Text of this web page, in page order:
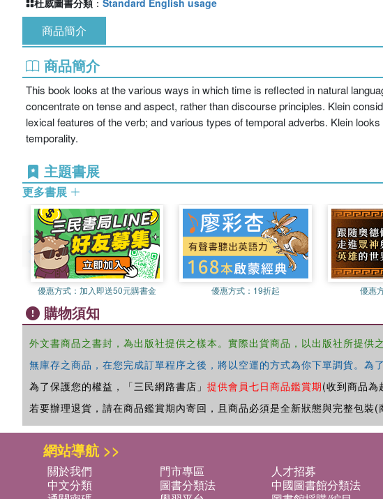
杜威圖書分類 ： Standard English usage
商品簡介
商品簡介
This book looks at the various ways in which time is reflected in natural
concentrate on tense and aspect, rather than discourse principles. Klein
lexical features of the verb; and various types of temporal adverbs. Klein
temporality.
主題書展
更多書展
優惠方式： 加入即送50元購書金 優惠方式： 19折起 優惠
購物須知
外文書商品之書封，為出版社提供之樣本。實際出貨商品，以出版社所提供
無庫存之商品，在您完成訂單程序之後，將以空運的方式為你下單調貨。為
為了保護您的權益，「三民網路書店」 提供會員七日商品鑑賞期(收到商品為
若要辦理退貨，請在商品鑑賞期內寄回，且商品必須是全新狀態與完整包裝(
網站導航 >>
關於我們 門市專區 人才招募
中文分類
圖書分類法 中國圖書館分類法